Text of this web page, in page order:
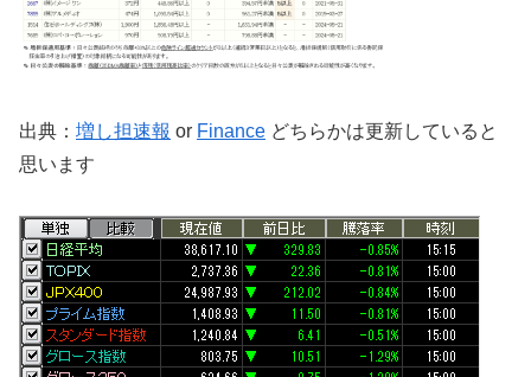
出典： 増し担速報 or Finance どちらかは更新していると
思います